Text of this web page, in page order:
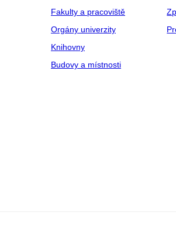
Fakulty a pracoviště
Orgány univerzity
Knihovny
Budovy a místnosti